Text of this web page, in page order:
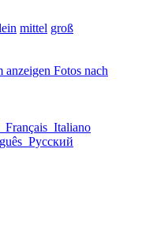
mittel groß
anzeigen Fotos nach
Français Italiano
Русский